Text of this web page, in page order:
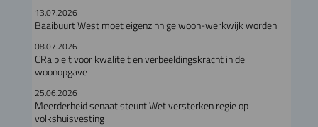
13.07.2026
Baaibuurt West moet eigenzinnige woon-werkwijk worden
08.07.2026
CRa pleit voor kwaliteit en verbeeldingskracht in de
woonopgave
25.06.2026
Meerderheid senaat steunt Wet versterken regie op
volkshuisvesting